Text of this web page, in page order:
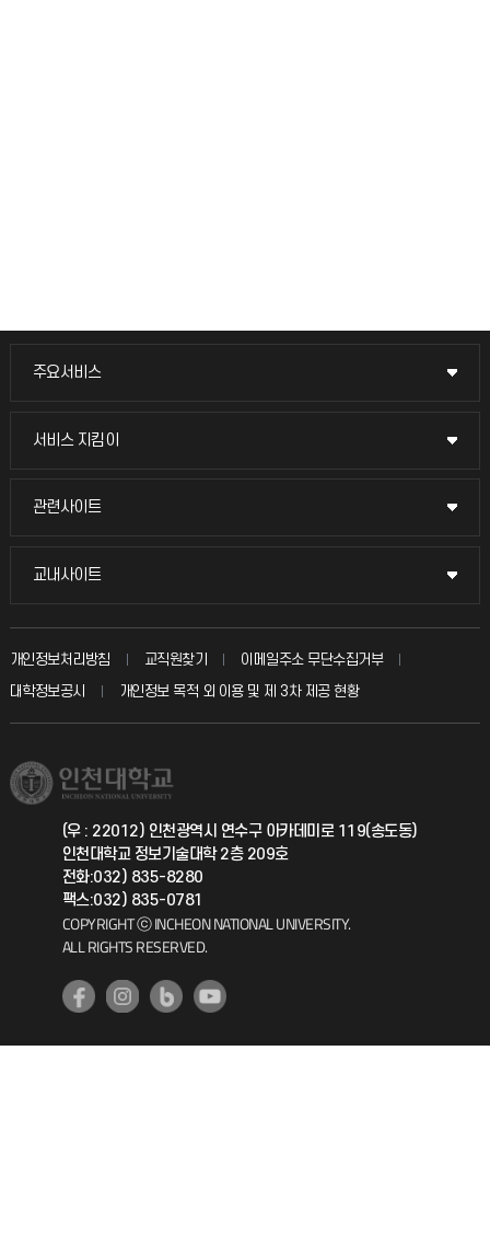
주요서비스
주요서비스
교무회의방송
입학안내
취업정보(학생)
서비스 지킴이
서비스 지킴이
묻고 답하기
칭찬마당
학생서비스 지킴이
관련사이트
관련사이트
국방헬프콜
총동문회
교내사이트
교내사이트
교수회
교육혁신본부
국제지원과
공자아카데미
기초교육원
개인정보처리방침 교직원찾기
이메일주소 무단수집거부
대학정보공시
개인정보 목적 외 이용 및 제 3차 제공 현황
(우 : 22012) 인천광역시 연수구 아카데미로 119(송도동)
인천대학교 정보기술대학 2층 209호
전화:032) 835-8280
팩스:032) 835-0781
COPYRIGHT ⓒ INCHEON NATIONAL UNIVERSITY.
ALL RIGHTS RESERVED.